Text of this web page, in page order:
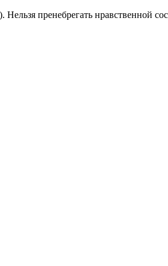
пренебрегать нравственной